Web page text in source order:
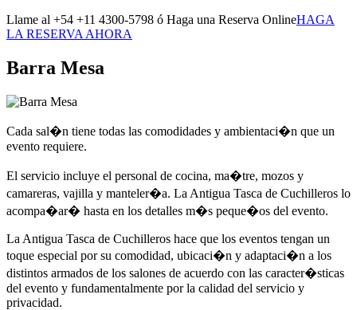
Llame al +54 +11 4300-5798 ó Haga una Reserva OnlineHAGA
LA RESERVA AHORA
Barra Mesa
Cada sal�n tiene todas las comodidades y ambientaci�n que un
evento requiere.
El servicio incluye el personal de cocina, ma�tre, mozos y
camareras, vajilla y manteler�a. La Antigua Tasca de Cuchilleros lo
acompa�ar� hasta en los detalles m�s peque�os del evento.
La Antigua Tasca de Cuchilleros hace que los eventos tengan un
toque especial por su comodidad, ubicaci�n y adaptaci�n a los
distintos armados de los salones de acuerdo con las caracter�sticas
del evento y fundamentalmente por la calidad del servicio y
privacidad.